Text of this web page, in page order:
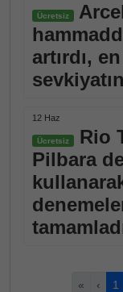
Ücretsiz
artırdı,
12 Haz
Ücretsiz
Rio
Pilbara
« ‹ 1